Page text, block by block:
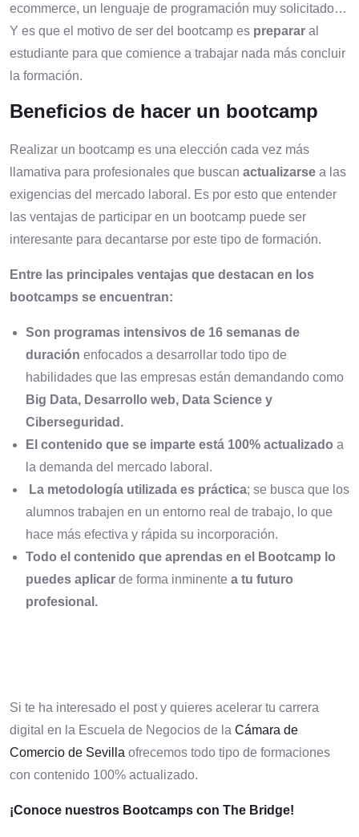
ecommerce, un lenguaje de programación muy solicitado…
Y es que el motivo de ser del bootcamp es preparar al
estudiante para que comience a trabajar nada más concluir
la formación.
Beneficios de hacer un bootcamp
Realizar un bootcamp es una elección cada vez más
llamativa para profesionales que buscan actualizarse a las
exigencias del mercado laboral. Es por esto que entender
las ventajas de participar en un bootcamp puede ser
interesante para decantarse por este tipo de formación.
Entre las principales ventajas que destacan en los
bootcamps se encuentran:
Son programas intensivos de 16 semanas de
duración enfocados a desarrollar todo tipo de
habilidades que las empresas están demandando como
Big Data, Desarrollo web, Data Science y
Ciberseguridad.
El contenido que se imparte está 100% actualizado a
la demanda del mercado laboral.
La metodología utilizada es práctica; se busca que los
alumnos trabajen en un entorno real de trabajo, lo que
hace más efectiva y rápida su incorporación.
Todo el contenido que aprendas en el Bootcamp lo
puedes aplicar de forma inminente a tu futuro
profesional.
Si te ha interesado el post y quieres acelerar tu carrera
digital en la Escuela de Negocios de la Cámara de
Comercio de Sevilla ofrecemos todo tipo de formaciones
con contenido 100% actualizado.
¡Conoce nuestros Bootcamps con The Bridge!